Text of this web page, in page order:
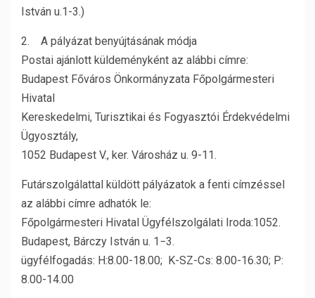
István u.1-3.)
2. A pályázat benyújtásának módja
Postai ajánlott küldeményként az alábbi címre:
Budapest Főváros Önkormányzata Főpolgármesteri
Hivatal
Kereskedelmi, Turisztikai és Fogyasztói Érdekvédelmi
Ügyosztály,
1052 Budapest V., ker. Városház u. 9-11.
Futárszolgálattal küldött pályázatok a fenti címzéssel
az alábbi címre adhatók le:
Főpolgármesteri Hivatal Ügyfélszolgálati Iroda:1052.
Budapest, Bárczy István u. 1−3.
ügyfélfogadás: H:8.00-18.00; K-SZ-Cs: 8.00-16.30; P:
8.00-14.00